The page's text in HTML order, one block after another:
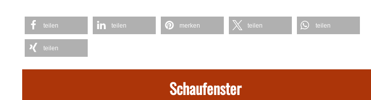
teilen teilen merken teilen teilen
teilen
Schaufenster